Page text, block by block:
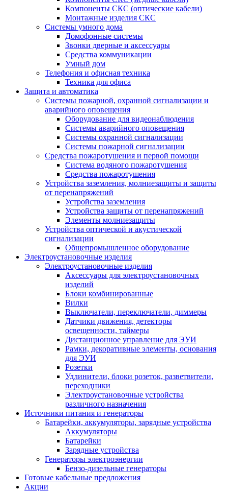
Компоненты СКС (оптические кабели)
Монтажные изделия СКС
Системы умного дома
Домофонные системы
Звонки дверные и аксессуары
Средства коммуникации
Умный дом
Телефония и офисная техника
Техника для офиса
Защита и автоматика
Системы пожарной, охранной сигнализации и
аварийного оповещения
Оборудование для видеонаблюдения
Системы аварийного оповещения
Системы охранной сигнализации
Системы пожарной сигнализации
Средства пожаротушения и первой помощи
Система водяного пожаротушения
Средства пожаротушения
Устройства заземления, молниезащиты и защиты
от перенапряжений
Устройства заземления
Устройства защиты от перенапряжений
Элементы молниезащиты
Устройства оптической и акустической
сигнализации
Общепромышленное оборудование
Электроустановочные изделия
Электроустановочные изделия
Аксессуары для электроустановочных
изделий
Блоки комбинированные
Вилки
Выключатели, переключатели, диммеры
Датчики движения, детекторы
освещенности, таймеры
Дистанционное управление для ЭУИ
Рамки, декоративные элементы, основания
для ЭУИ
Розетки
Удлинители, блоки розеток, разветвители,
переходники
Электроустановочные устройства
различного назначения
Источники питания и генераторы
Батарейки, аккумуляторы, зарядные устройства
Аккумуляторы
Батарейки
Зарядные устройства
Генераторы электроэнергии
Бензо-дизельные генераторы
Готовые кабельные предложения
Акции